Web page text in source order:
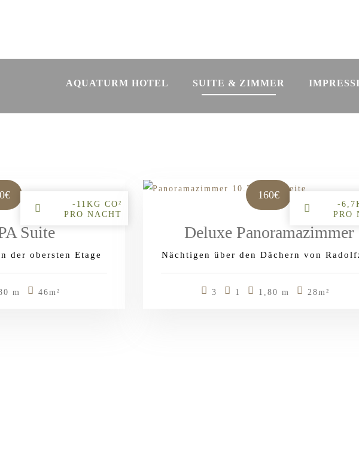
AQUATURM HOTEL SUITE & ZIMMER
Suite
der obersten Etage
m 46m²
-11KG CO²
PRO NACHT
160€
Deluxe Panoramazimmer
Nächtigen über den Dächern von
3 1 1,80 m 28m²
-
PRO